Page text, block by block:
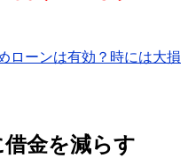
ローンは有効？時には大損
金を減らす